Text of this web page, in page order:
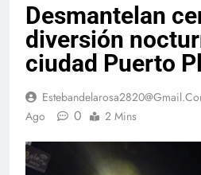
Desmantelan
diversión
ciudad Puerto
Ago
0 2 Mins